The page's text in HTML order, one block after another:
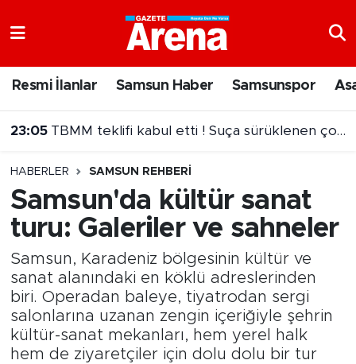
Resmi İlanlar Samsun Haber Samsunspor
23:05 TBMM teklifi kabul etti ! Suça sürüklenen çocuk ibaresi değişti
HABERLER SAMSUN REHBERI
Samsun'da kültür sanat
turu: Galeriler ve sahneler
Samsun, Karadeniz bölgesinin kültür ve
sanat alanındaki en köklü adreslerinden
biri. Operadan baleye, tiyatrodan sergi
salonlarına uzanan zengin içeriğiyle şehrin
kültür-sanat mekanları, hem yerel halk
hem de ziyaretçiler için dolu dolu bir tur
Süper Lig Puan Durumu ve Fikstür
Tüm Manşetler
Son Dakika Haberleri
Haber Arşivi